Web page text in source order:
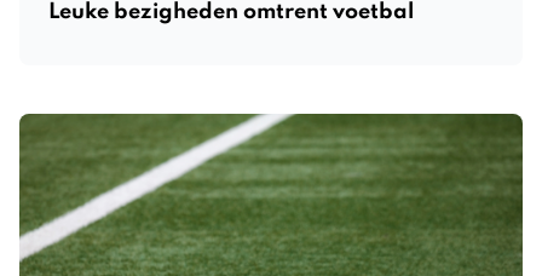
Leuke bezigheden omtrent voetbal